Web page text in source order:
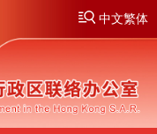
中文繁体